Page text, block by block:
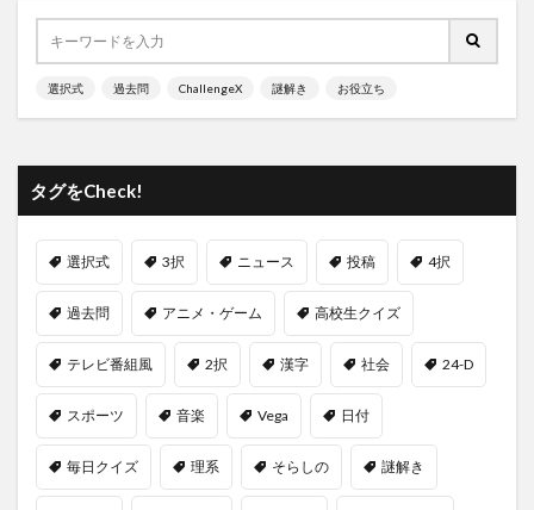
選択式 過去問 ChallengeX 謎解き お役立ち
タグをCheck!
選択式 3択 ニュース 投稿 4択
過去問 アニメ・ゲーム 高校生クイズ
テレビ番組風 2択 漢字 社会 24-D
スポーツ 音楽 Vega 日付
毎日クイズ 理系 そらしの 謎解き